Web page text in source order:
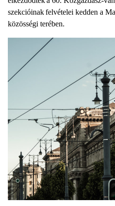
szekcióinak felvételei kedden a
közösségi terében.